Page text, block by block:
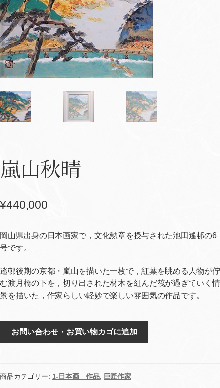
嵐山秋晴
¥440,000
岡山県出身の日本画家で，文化勲章を授与された池田遙邨の6
号です。
遙邨後期の京都・嵐山を描いた一枚で，紅葉を眺める人物が佇
む渡月橋の下を，切り出された材木を組んだ筏が過ぎていく情
景を描いた，作家らしい軽妙で楽しい雰囲気の作品です。
個
お問い合わせ・お買い物カゴに追加
商品カテゴリー: 1-日本画 作品 巨匠作家